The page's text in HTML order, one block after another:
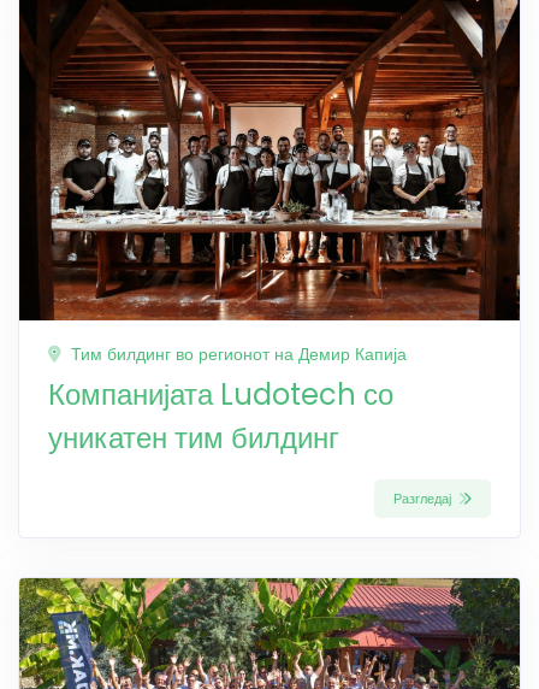
Тим билдинг во регионот на Демир Капија
Компанијата Ludotech со
уникатен тим билдинг
Разгледај